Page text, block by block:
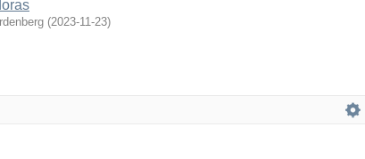
(2023-11-23)